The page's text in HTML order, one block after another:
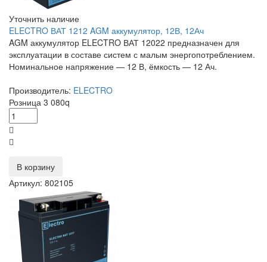
Уточнить наличие
ELECTRO ВАТ 1212 AGM аккумулятор, 12В, 12Ач
AGM аккумулятор ELECTRO ВАТ 12022 предназначен для
эксплуатации в составе систем с малым энергопотреблением.
Номинальное напряжение — 12 В, ёмкость — 12 Ач.
Производитель: ELECTRO
Розница 3 080q
В корзину
Артикул: 802105